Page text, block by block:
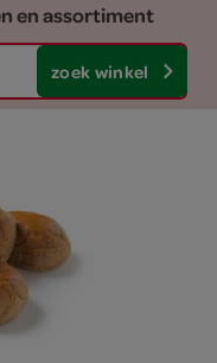
en assortiment
zoek winkel